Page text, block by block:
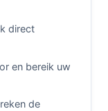
direct
en bereik uw
de